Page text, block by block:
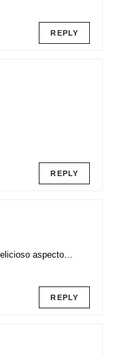
REPLY
REPLY
aspecto…
REPLY